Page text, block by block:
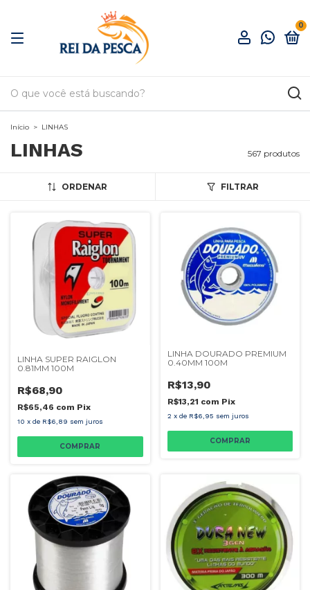
0
Início > LINHAS
LINHAS 567 produtos
ORDENAR FILTRAR
LINHA SUPER RAIGLON
0.81MM 100M
R$68,90
R$65,46 com Pix
10 x de R$6,89 sem juros
LINHA DOURADO PREMIUM
0.40MM 100M
R$13,90
R$13,21 com Pix
2 x de R$6,95 sem juros